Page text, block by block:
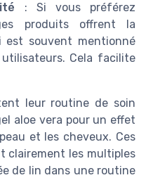
: Si vous préférez
produits offrent la
souvent mentionné
Cela facilite
leur routine de soin
aloe vera pour un effet
et les cheveux. Ces
clairement les multiples
de lin dans une routine